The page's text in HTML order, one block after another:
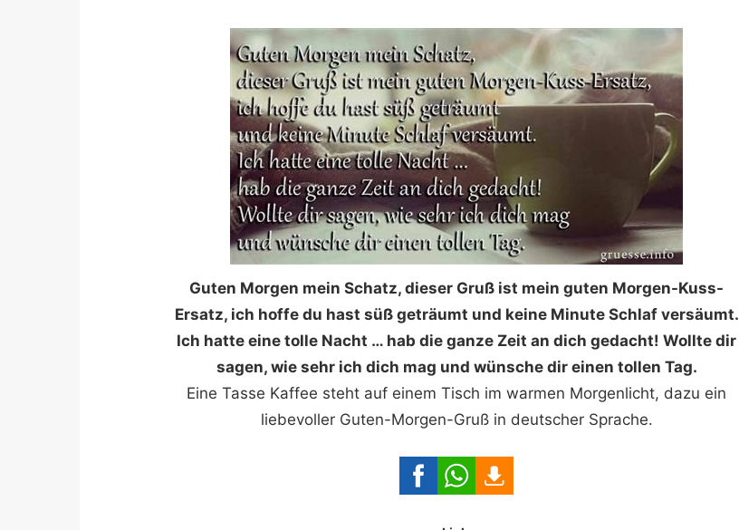
Guten Morgen mein Schatz, dieser Gruß ist mein guten Morgen-Kuss-
Ersatz, ich hoffe du hast süß geträumt und keine Minute Schlaf versäumt.
Ich hatte eine tolle Nacht … hab die ganze Zeit an dich gedacht! Wollte dir
sagen, wie sehr ich dich mag und wünsche dir einen tollen Tag.
Eine Tasse Kaffee steht auf einem Tisch im warmen Morgenlicht, dazu ein
liebevoller Guten-Morgen-Gruß in deutscher Sprache.